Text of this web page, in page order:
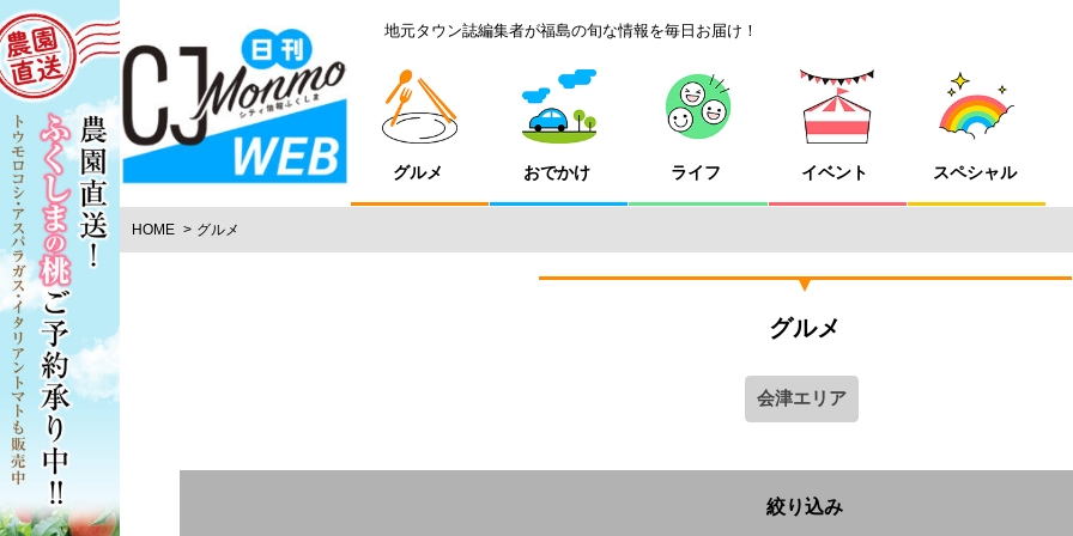
地元タウン誌編集者が福島の旬な情報を毎日お届け！
グルメ おでかけ ライフ イベント スペシャル
HOME グルメ
グルメ
会津エリア
絞り込み